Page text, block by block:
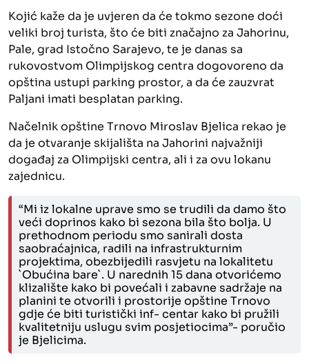
Kojić kaže da je uvjeren da će tokmo sezone doći
veliki broj turista, što će biti značajno za Jahorinu,
Pale, grad Istočno Sarajevo, te je danas sa
rukovostvom Olimpijskog centra dogovoreno da
opština ustupi parking prostor, a da će zauzvrat
Paljani imati besplatan parking.
Načelnik opštine Trnovo Miroslav Bjelica rekao je
da je otvaranje skijališta na Jahorini najvažniji
događaj za Olimpijski centra, ali i za ovu lokanu
zajednicu.
“Mi iz lokalne uprave smo se trudili da damo što
veći doprinos kako bi sezona bila što bolja. U
prethodnom periodu smo sanirali dosta
saobraćajnica, radili na infrastrukturnim
projektima, obezbijedili rasvjetu na lokalitetu
`Obućina bare`. U narednih 15 dana otvorićemo
klizalište kako bi povećali i zabavne sadržaje na
planini te otvorili i prostorije opštine Trnovo
gdje će biti turistički inf- centar kako bi pružili
kvalitetniju uslugu svim posjetiocima”- poručio
je Bjelicima.